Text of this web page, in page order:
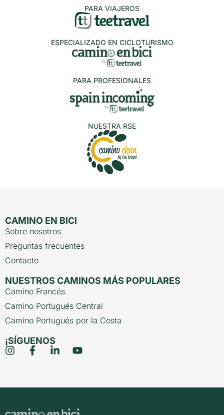
PARA VIAJEROS
ESPECIALIZADO EN CICLOTURISMO
PARA PROFESIONALES
NUESTRA RSE
CAMINO EN BICI
Sobre nosotros
Preguntas frecuentes
Contacto
NUESTROS CAMINOS MÁS POPULARES
Camino Francés
Camino Portugués Central
Camino Portugués por la Costa
¡SÍGUENOS